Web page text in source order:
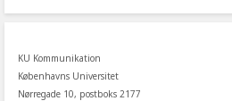
KU Kommunikation
Københavns Universitet
Nørregade 10, postboks 2177